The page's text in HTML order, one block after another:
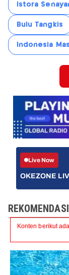
Istora
Bulu Tangkis
Indonesia
Live Now
OKEZONE